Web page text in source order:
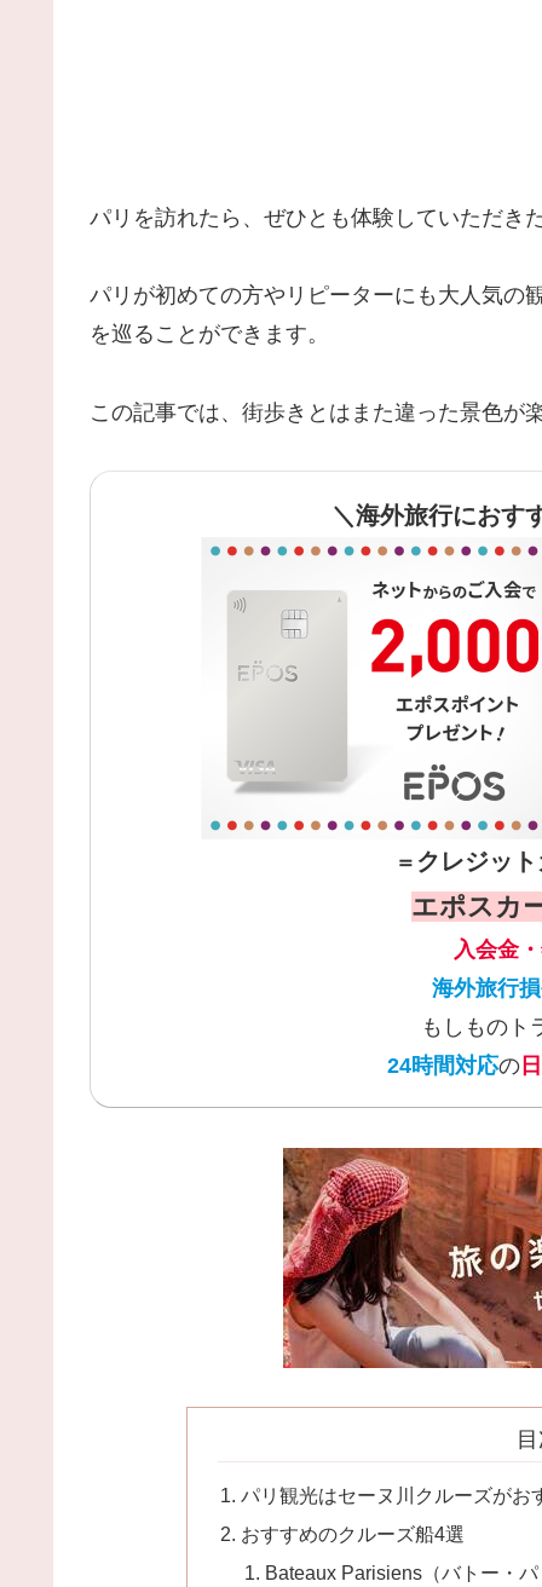
パリを訪れたら、ぜひとも体験していただき
パリが初めての方やリピーターにも大人気の
を巡ることができます。
この記事では、街歩きとはまた違った景色が
＼海外旅行におす
＝ クレジッ
エポスカ
入会金
海外旅行
もしものト
24時間対応の
パリ観光はセーヌ川クルーズがお
おすすめのクルーズ船4選
Bateaux Parisiens（バトー・